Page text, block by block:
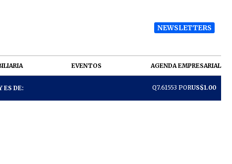
NEWSLETTERS
EVENTOS AGENDA EMPRESARIAL
ES DE: Q7.61553 PORUS$1.00